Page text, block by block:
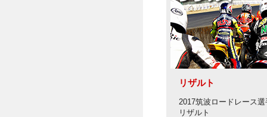
リザルト
2017筑波ロードレース
リザルト